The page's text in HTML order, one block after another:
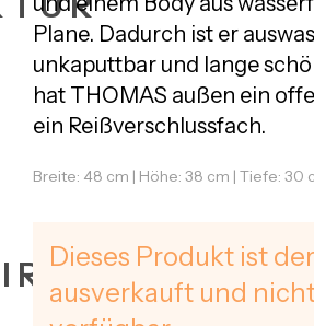
Plane. Dadurch ist er
unkaputtbar und lange
hat THOMAS außen ein
ein Reißverschlussfach.
Breite: 48 cm | Höhe: 38 cm | Tiefe: 30
Dieses Produkt ist
ausverkauft und